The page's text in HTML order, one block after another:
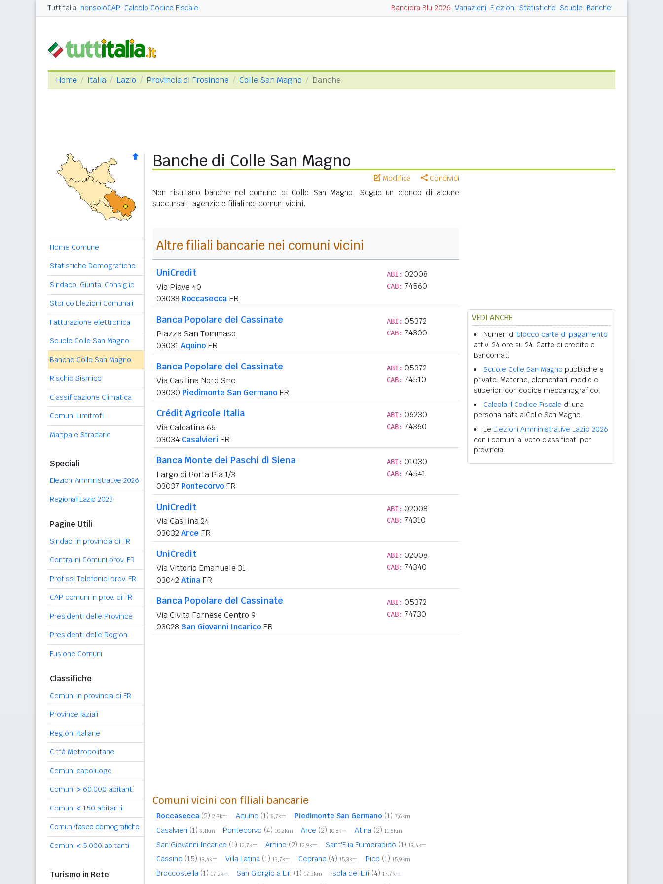
Tuttitalia nonsoloCAP Calcolo Codice Fiscale Bandiera Blu 2026 Variazioni Elezioni Statistiche Scuole Banche
Home Italia Lazio Provincia di Frosinone Colle San Magno Banche
Home Comune
Statistiche Demografiche
Sindaco, Giunta, Consiglio
Storico Elezioni Comunali
Fatturazione elettronica
Scuole Colle San Magno
Banche Colle San Magno
Rischio Sismico
Classificazione Climatica
Comuni Limitrofi
Mappa e Stradario
Speciali
Elezioni Amministrative 2026
Regionali Lazio 2023
Pagine Utili
Sindaci in provincia di FR
Centralini Comuni prov. FR
Prefissi Telefonici prov. FR
CAP comuni in prov. di FR
Presidenti delle Province
Presidenti delle Regioni
Fusione Comuni
Classifiche
Comuni in provincia di FR
Province laziali
Regioni italiane
Città Metropolitane
Comuni capoluogo
Comuni > 60.000 abitanti
Comuni < 150 abitanti
Comuni/fasce demografiche
Comuni < 5.000 abitanti
Turismo in Rete
Banche di Colle San Magno
Modifica Condividi
Non risultano banche nel comune di Colle San Magno. Segue un elenco di alcune
succursali, agenzie e filiali nei comuni vicini.
Altre filiali bancarie nei comuni vicini
UniCredit
Via Piave 40
03038 Roccasecca FR
ABI: 02008
CAB: 74560
Banca Popolare del Cassinate
Piazza San Tommaso
03031 Aquino FR
ABI: 05372
CAB: 74300
Banca Popolare del Cassinate
Via Casilina Nord Snc
03030 Piedimonte San Germano FR
ABI: 05372
CAB: 74510
Crédit Agricole Italia
Via Calcatina 66
03034 Casalvieri FR
ABI: 06230
CAB: 74360
Banca Monte dei Paschi di Siena
Largo di Porta Pia 1/3
03037 Pontecorvo FR
ABI: 01030
CAB: 74541
UniCredit
Via Casilina 24
03032 Arce FR
ABI: 02008
CAB: 74310
UniCredit
Via Vittorio Emanuele 31
03042 Atina FR
ABI: 02008
CAB: 74340
Banca Popolare del Cassinate
Via Civita Farnese Centro 9
03028 San Giovanni Incarico FR
ABI: 05372
CAB: 74730
Comuni vicini con filiali bancarie
Roccasecca (2) 2,3km Aquino (1) 6,7km Piedimonte San Germano (1) 7,6km
Casalvieri (1) 9,1km Pontecorvo (4) 10,2km Arce (2) 10,8km Atina (2) 11,6km
San Giovanni Incarico (1) 12,7km Arpino (2) 12,9km Sant'Elia Fiumerapido (1) 13,4km
Cassino (15) 13,4km Villa Latina (1) 13,7km Ceprano (4) 15,3km Pico (1) 15,9km
Broccostella (1) 17,2km San Giorgio a Liri (1) 17,3km Isola del Liri (4) 17,7km
VEDI ANCHE
Numeri di blocco carte di pagamento
attivi 24 ore su 24. Carte di credito e
Bancomat.
Scuole Colle San Magno pubbliche e
private. Materne, elementari, medie e
superiori con codice meccanografico.
Calcola il Codice Fiscale di una
persona nata a Colle San Magno.
Le Elezioni Amministrative Lazio 2026
con i comuni al voto classificati per
provincia.